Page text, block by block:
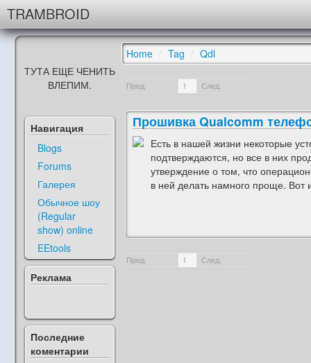
TRAMBROID
ТУТА ЕЩЕ ЧЕНИТЬ
ВЛЕПИМ.
Навигация
Blogs
Forums
Галерея
Обычное шоу
(Regular
show) online
EEtools
Реклама
Последние
коментарии
Home / Tag / Qdl
Пред. 1 След.
Прошивка Qualcomm
Есть в нашей жизни некоторые
подтверждаются, но все в них
утверждение о том, что
в ней делать намного проще. Вот
Пред. 1 След.